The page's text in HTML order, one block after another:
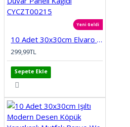
Yeni Geldi
10 Adet 30x30cm Elvaro Seramik Desen Köpük Yapışkanlı Mutfak Banyo Wc Duvar Paneli Kağıdı CYCZT00215
299,99TL
Sepete Ekle